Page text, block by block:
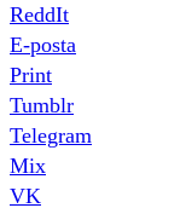
ReddIt
E-posta
Print
Tumblr
Telegram
Mix
VK